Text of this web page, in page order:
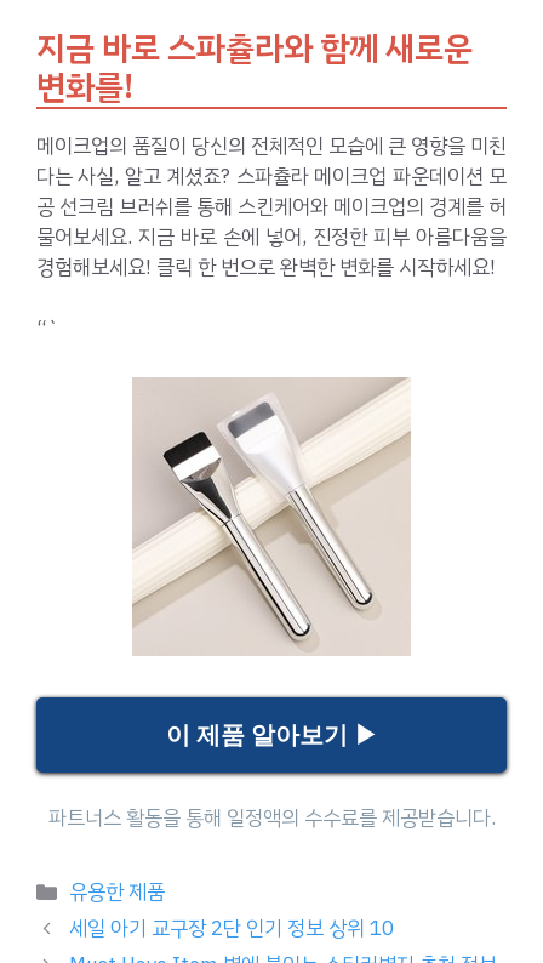
지금 바로 스파츌라와 함께 새로운
변화를!
메이크업의 품질이 당신의 전체적인 모습에 큰 영향을 미친
다는 사실, 알고 계셨죠? 스파츌라 메이크업 파운데이션 모
공 선크림 브러쉬를 통해 스킨케어와 메이크업의 경계를 허
물어보세요. 지금 바로 손에 넣어, 진정한 피부 아름다움을
경험해보세요! 클릭 한 번으로 완벽한 변화를 시작하세요!
“`
이 제품 알아보기 ▶
Categories
유용한 제품
세일 아기 교구장 2단 인기 정보 상위 10